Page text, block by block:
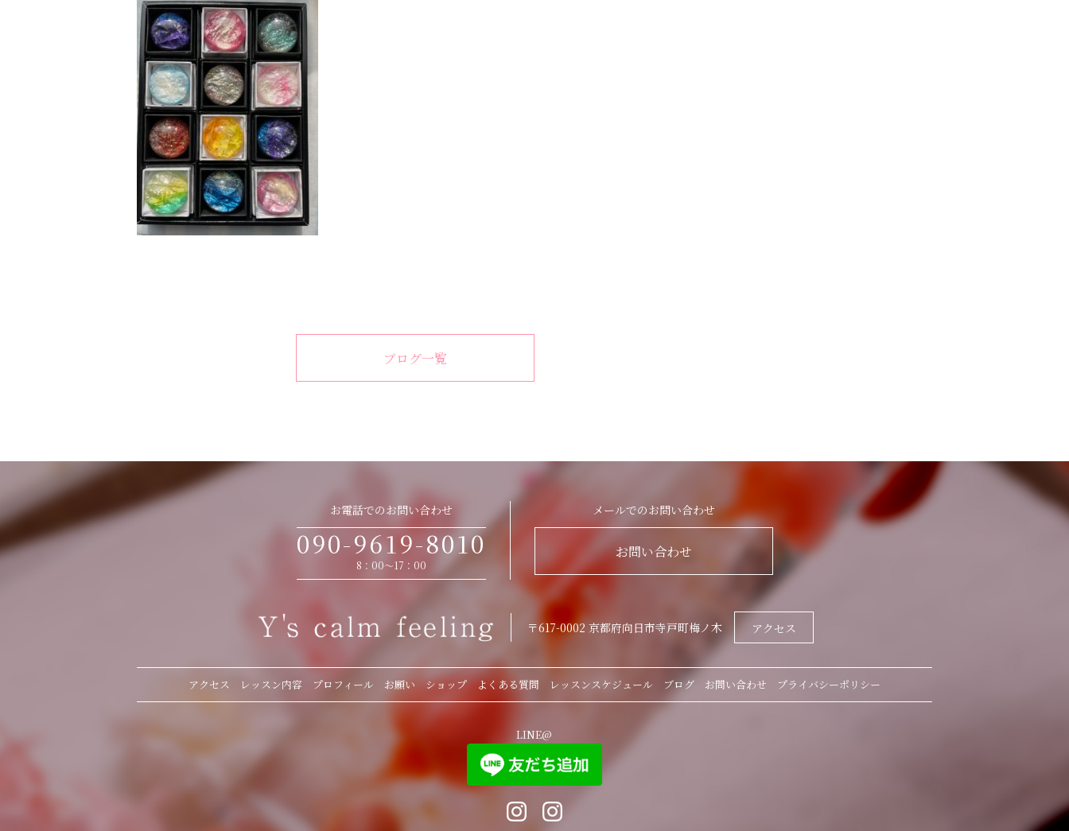
ブログ一覧
お電話でのお問い合わせ
090-9619-8010
8：00〜17：00
メールでのお問い合わせ
お問い合わせ
〒617-0002 京都府向日市寺戸町梅ノ木 アクセス
アクセス レッスン内容 プロフィール お願い ショップ よくある質問 レッスンスケジュール ブログ お問い合わせ プライバシーポリシー
LINE@